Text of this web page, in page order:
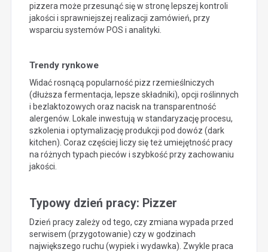
pizzera może przesunąć się w stronę lepszej kontroli
jakości i sprawniejszej realizacji zamówień, przy
wsparciu systemów POS i analityki.
Trendy rynkowe
Widać rosnącą popularność pizz rzemieślniczych
(dłuższa fermentacja, lepsze składniki), opcji roślinnych
i bezlaktozowych oraz nacisk na transparentność
alergenów. Lokale inwestują w standaryzację procesu,
szkolenia i optymalizację produkcji pod dowóz (dark
kitchen). Coraz częściej liczy się też umiejętność pracy
na różnych typach pieców i szybkość przy zachowaniu
jakości.
Typowy dzień pracy: Pizzer
Dzień pracy zależy od tego, czy zmiana wypada przed
serwisem (przygotowanie) czy w godzinach
największego ruchu (wypiek i wydawka). Zwykle praca